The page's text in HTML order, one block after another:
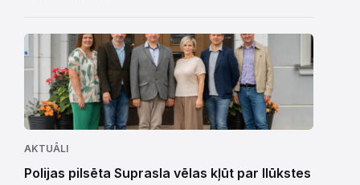
AKTUĀLI
Polijas pilsēta Suprasla vēlas kļūt par Ilūkstes